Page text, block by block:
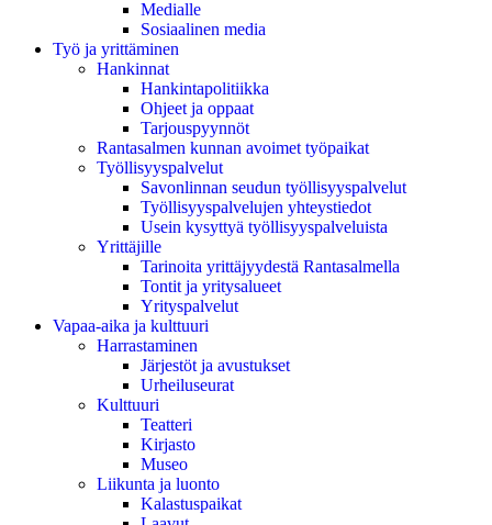
Medialle
Sosiaalinen media
Työ ja yrittäminen
Hankinnat
Hankintapolitiikka
Ohjeet ja oppaat
Tarjouspyynnöt
Rantasalmen kunnan avoimet työpaikat
Työllisyyspalvelut
Savonlinnan seudun työllisyyspalvelut
Työllisyyspalvelujen yhteystiedot
Usein kysyttyä työllisyyspalveluista
Yrittäjille
Tarinoita yrittäjyydestä Rantasalmella
Tontit ja yritysalueet
Yrityspalvelut
Vapaa-aika ja kulttuuri
Harrastaminen
Järjestöt ja avustukset
Urheiluseurat
Kulttuuri
Teatteri
Kirjasto
Museo
Liikunta ja luonto
Kalastuspaikat